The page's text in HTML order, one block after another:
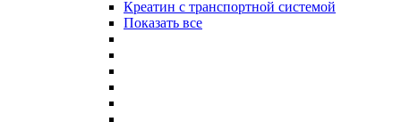
Креатин с транспортной системой
Показать все